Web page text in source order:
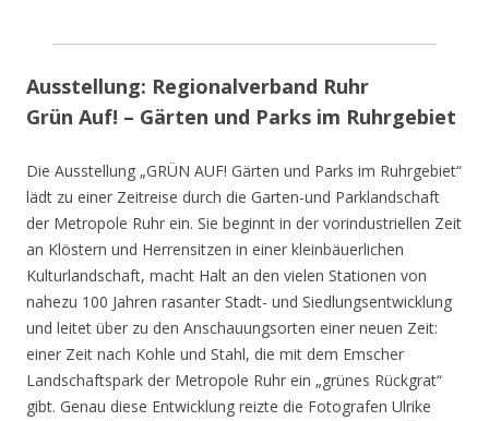
Ausstellung: Regionalverband Ruhr
Grün Auf! – Gärten und Parks im Ruhrgebiet
Die Ausstellung „GRÜN AUF! Gärten und Parks im Ruhrgebiet“
lädt zu einer Zeitreise durch die Garten-und Parklandschaft
der Metropole Ruhr ein. Sie beginnt in der vorindustriellen Zeit
an Klöstern und Herrensitzen in einer kleinbäuerlichen
Kulturlandschaft, macht Halt an den vielen Stationen von
nahezu 100 Jahren rasanter Stadt- und Siedlungsentwicklung
und leitet über zu den Anschauungsorten einer neuen Zeit:
einer Zeit nach Kohle und Stahl, die mit dem Emscher
Landschaftspark der Metropole Ruhr ein „grünes Rückgrat“
gibt. Genau diese Entwicklung reizte die Fotografen Ulrike